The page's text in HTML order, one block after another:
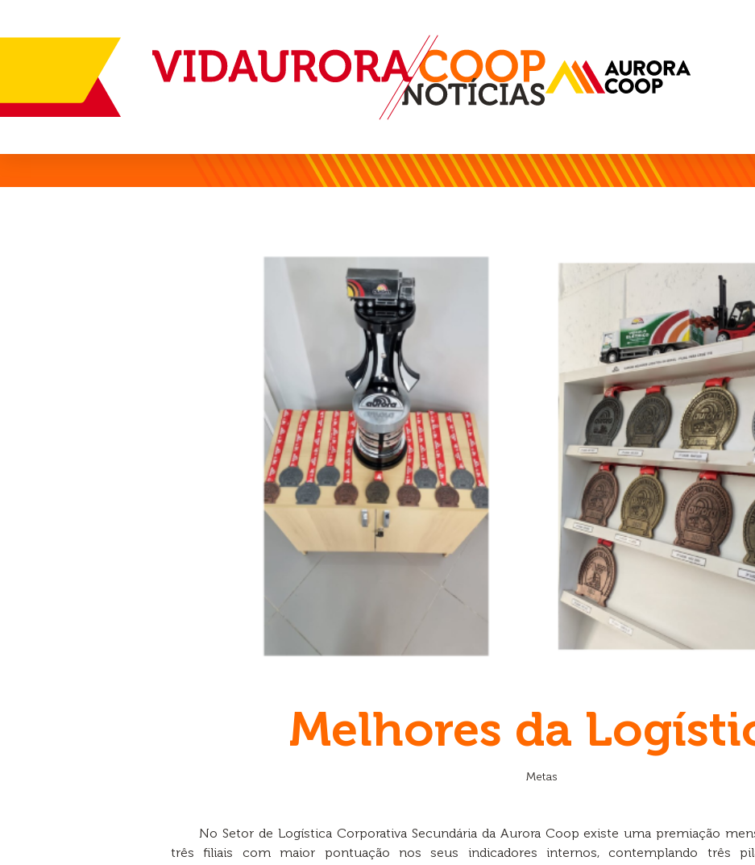
Melhores da
Metas
No Setor de Logística Corporativa Secundária da Aurora Coop existe uma premiação
três filiais com maior pontuação nos seus indicadores internos, contemplando três